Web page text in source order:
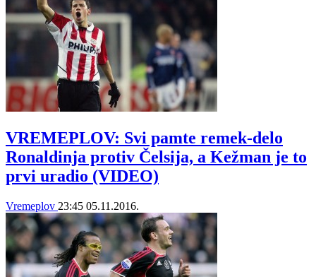
VREMEPLOV: Svi pamte remek-delo
Ronaldinja protiv Čelsija, a Kežman je to
prvi uradio (VIDEO)
Vremeplov 23:45 05.11.2016.